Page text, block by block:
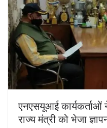
एनएसयूआई कार्यकर्ताओं
राज्य मंत्री को भेजा